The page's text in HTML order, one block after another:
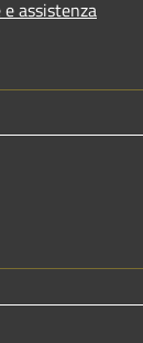
assistenza